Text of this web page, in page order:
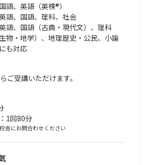
語、英語（英検®）
語、国語、理科、社会
語、国語（古典・現代文）、理科
物・地学）、地理歴史・公民、小論
も対応
ご受講いただけます。
1回80分
舎にお問合わせください